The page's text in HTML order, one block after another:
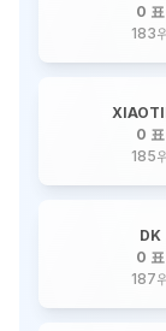
0 표
183
0 표
185
DK
0 표
187